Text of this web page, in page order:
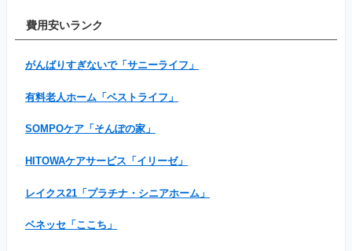
費用安いランク
がんばりすぎないで「サニーライフ」
有料老人ホーム「ベストライフ」
SOMPOケア「そんぽの家」
HITOWAケアサービス「イリーゼ」
レイクス21「プラチナ・シニアホーム」
ベネッセ「ここち」